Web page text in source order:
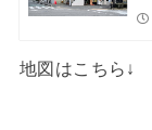
地図はこちら↓